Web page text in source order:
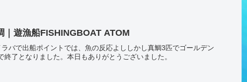
遊漁船FISHINGBOAT ATOM
バで出船ポイントでは、魚の反応よししかし真鯛3匹でゴールデン
了となりました。本日もありがとうございました。